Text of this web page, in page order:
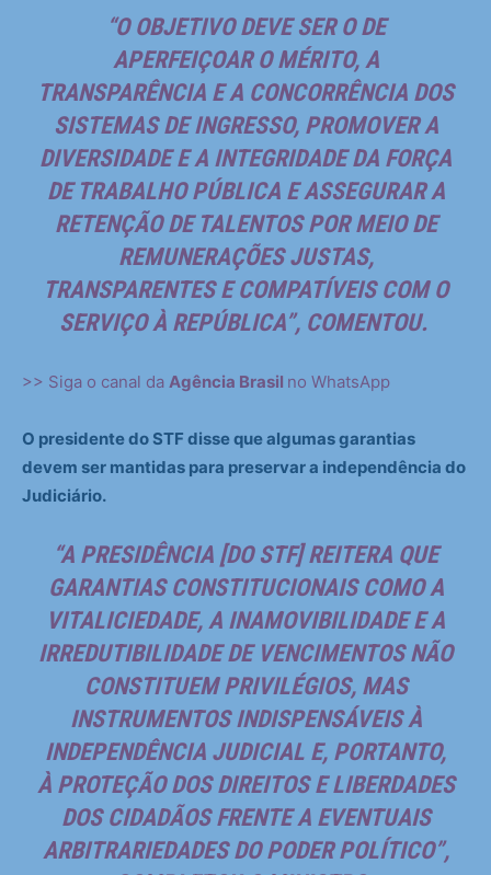
“O OBJETIVO DEVE SER O DE
APERFEIÇOAR O MÉRITO, A
TRANSPARÊNCIA E A CONCORRÊNCIA DOS
SISTEMAS DE INGRESSO, PROMOVER A
DIVERSIDADE E A INTEGRIDADE DA FORÇA
DE TRABALHO PÚBLICA E ASSEGURAR A
RETENÇÃO DE TALENTOS POR MEIO DE
REMUNERAÇÕES JUSTAS,
TRANSPARENTES E COMPATÍVEIS COM O
SERVIÇO À REPÚBLICA”, COMENTOU.
>> Siga o canal da Agência Brasil no WhatsApp
O presidente do STF disse que algumas garantias
devem ser mantidas para preservar a independência do
Judiciário.
“A PRESIDÊNCIA [DO STF] REITERA QUE
GARANTIAS CONSTITUCIONAIS COMO A
VITALICIEDADE, A INAMOVIBILIDADE E A
IRREDUTIBILIDADE DE VENCIMENTOS NÃO
CONSTITUEM PRIVILÉGIOS, MAS
INSTRUMENTOS INDISPENSÁVEIS À
INDEPENDÊNCIA JUDICIAL E, PORTANTO,
À PROTEÇÃO DOS DIREITOS E LIBERDADES
DOS CIDADÃOS FRENTE A EVENTUAIS
ARBITRARIEDADES DO PODER POLÍTICO”,